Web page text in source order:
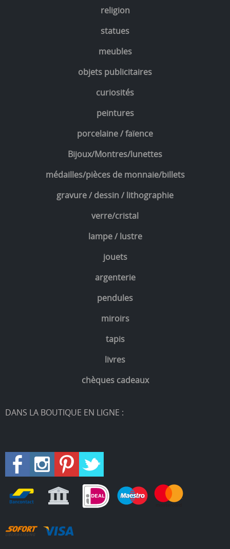
religion
statues
meubles
objets publicitaires
curiosités
peintures
porcelaine / faïence
Bijoux/Montres/lunettes
médailles/pièces de monnaie/billets
gravure / dessin / lithographie
verre/cristal
lampe / lustre
jouets
argenterie
pendules
miroirs
tapis
livres
chèques cadeaux
DANS LA BOUTIQUE EN LIGNE :